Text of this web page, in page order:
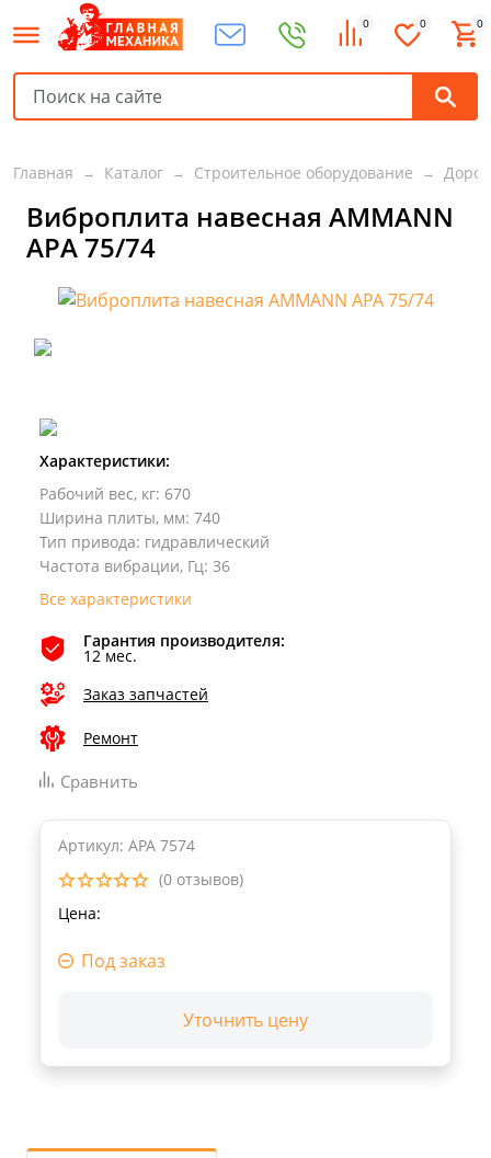
0 0 0
Главная Каталог Строительное оборудование
Виброплита навесная AMMANN
APA 75/74
Характеристики:
Рабочий вес, кг: 670
Ширина плиты, мм: 740
Тип привода: гидравлический
Частота вибрации, Гц: 36
Все характеристики
Гарантия производителя:
12 мес.
Заказ запчастей
Ремонт
Сравнить
Артикул: APA 7574
(0 отзывов)
Цена:
Под заказ
Уточнить цену